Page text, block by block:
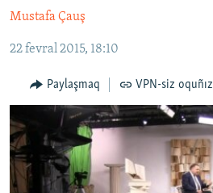
Qıdıruvğa
MEDENİYET
İNSAN AQLARI
VİDEO
SÜRET
BLOGLAR
FİKİR
Mustafa Çauş
22 fevral 2015, 18:10
Paylaşmaq VPN-siz oquñız